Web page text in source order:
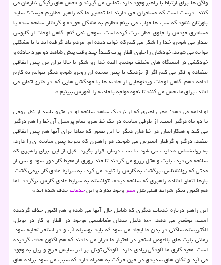
واگن ها برای ارتباط با راهبر وجود دارد، تماس می گیرند و فحش های ركیكی نثارمان می
كنند. درست است كه مسافران حق دارند اما تقصیر ما كه راهبر قطاریم چیست؟ شاید
باورتان نشود كه شب ها خواب می بینم قطارم به مشكل خورده و گرفتار سانحه شده یا
مسافری خودش را جلوی قطار پرت كرده است. شوخی نمی كنم. گاهی اوقات از كابوس
بیدار می شوم و خدا را شكر می كنم كه خواب دیده ام. مردم یاد گرفته اند تا با مشكلی
مواجه می شوند، خودشان را جلوی قطار پرت كنند! چند وقت پیش شاهد دو مورد حادثه و
خودكشی در ایستگاه های مختلف بودیم. البته خدا رو شكر تا حالا برای من چنین اتفاقی
نیفتاده و فكر می كنم اگر از نزدیك با چنین صحنه ای روبرو شوم، دیگر نتوانم به كارم
ادامه دهم. گاهی اوقات ویدئوهایی از حادثه ها یا خودكشی هایی كه در مترو اتفاق می
افتد، برای ما پخش می كنند تا نحوه مواجه با حادثه را آموزش ببینیم.»
او ادامه می دهد: «هر راهبری كه از نزدیك شاهد سانحه ای در مترو باشد از نظر روحی
تا دو ماه درگیر است. از طرفی سانحه در یك خط مترو تمام پرسنل آن خط را هم درگیر
می كند و همكارانمان در خط های دیگر با این تصور كه مبادا برای آنها هم چنین اتفاقی
بیفتد، درگیر و گرفتار استرس می شوند. هر راهبری كه تجربه چنین سانحه ای را دارد،
به روانشناس هدایت می شود تا تحت درمان قرار بگیرد. قبل از این برای راهبری كه
سانحه می دید، بلیت و هتل رزرو می كردند تا چند روزی از محیط كار دور شود و پس از
مدتی كه روانشناس، برگشت به كارش را تایید می كرد، به شرایط عادی كار برمی گشت.
بارها اتفاق افتاده راهبری كه سانحه دیده، نتوانسته به شرایط عادی كارش برگردد. اما
هم اكنون دیگر شرایط قبلی مثلسفروجود ندارد و اینخدماتحذف شده اند.»
این راهبر درباره خدمات دیگری كه شامل حال آنها می شده و هم اكنون حذف گردیده
است، توضیح می دهد: «به دلیل میدان مغناطیسی موجود در قطار و كار در تونل،
الكتریسته ساكنی در بدن ما ایجاد می شود كه باید بوسیله آب و در استخر تخلیه شود.
زمانی بلیت های بلاعوض استخر در اختیار ما قرار می دادند كه هم اكنون حذف گردیده
است. محیط كاری ما آلودگی زیادی دارد. آلودگی تونل بر اثر سایش چرخ و ریل به وجود
می آید و تكان های شدیدی در حین حركت به همراه دارد كه سبب می شود براده های